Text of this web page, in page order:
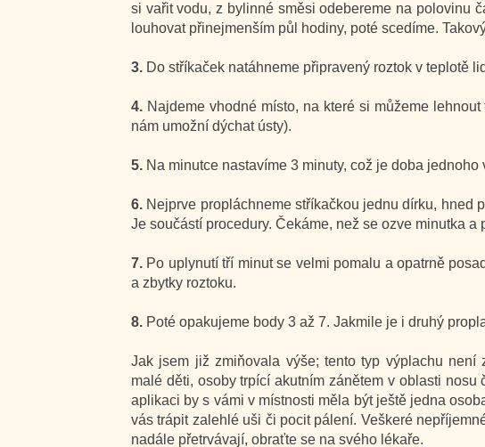
si vařit vodu, z bylinné směsi odebereme na polovinu
louhovat přinejmenším půl hodiny, poté scedíme.
3. Do stříkaček natáhneme připravený roztok v teplotě
4. Najdeme vhodné místo, na které si můžeme
nám umožní dýchat ústy).
5. Na minutce nastavíme 3 minuty, což je doba
6. Nejprve propláchneme stříkačkou jednu dírku, hned
Je součástí procedury. Čekáme, než se ozve minutka a
7. Po uplynutí tří minut se velmi pomalu a opatrně
a zbytky roztoku.
8. Poté opakujeme body 3 až 7. Jakmile je i druhý
Jak jsem již zmiňovala výše; tento typ výplachu
malé děti, osoby trpící akutním zánětem v oblasti
aplikaci by s vámi v místnosti měla být ještě jedna
vás trápit zalehlé uši či pocit pálení. Veškeré
nadále přetrvávají, obraťte se na svého lékaře.